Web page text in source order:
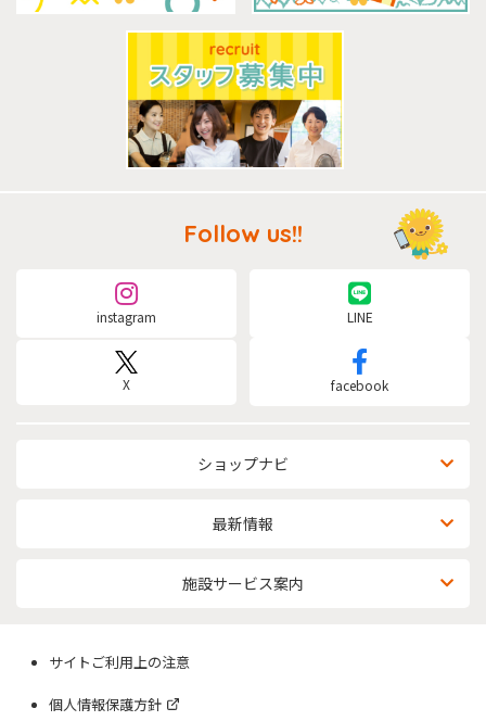
ショップナビ
最新情報
施設サービス案内
Follow us!!
instagram LINE
X facebook
サイトご利用上の注意
個人情報保護方針